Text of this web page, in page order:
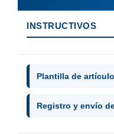
INSTRUCTIVOS
Plantilla de
Registro y envío